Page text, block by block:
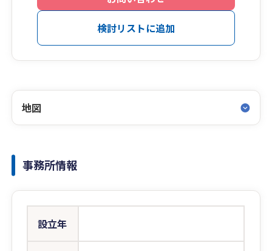
検討リストに追加
地図
事務所情報
設立年